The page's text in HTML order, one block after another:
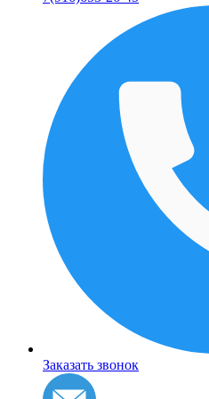
Заказать звонок